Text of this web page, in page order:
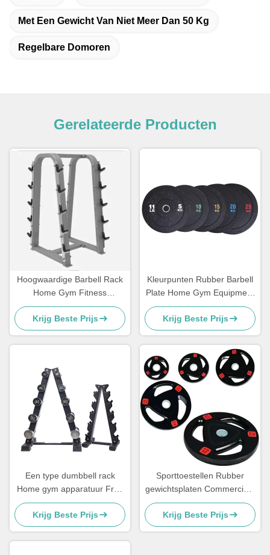
Met Een Gewicht Van Niet Meer Dan 50 Kg
Regelbare Domoren
Gerelateerde Producten
Hoogwaardige Barbell Rack
Home Gym Fitness
Equipment Oefening Spieren
Krijg Beste Prijs
Kleurpunten Rubber Barbell
Plate Home Gym Equipment
Bumper Gewichtsplaat
Krijg Beste Prijs
Een type dumbbell rack
Home gym apparatuur Free
Wights Racks
Krijg Beste Prijs
Sporttoestellen Rubber
gewichtsplaten Commerciële
vrije gewichten
Gewichtheffen
Krijg Beste Prijs